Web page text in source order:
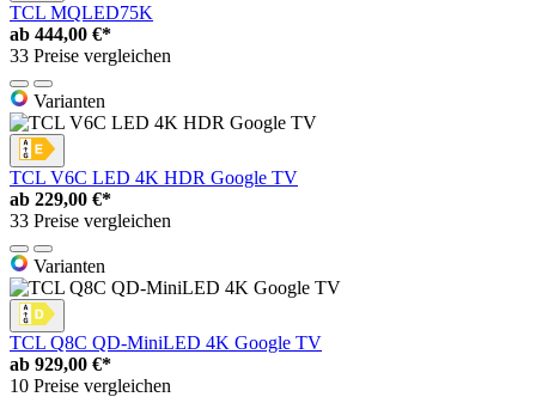
TCL MQLED75K
ab 444,00 €*
33 Preise vergleichen
Varianten
TCL V6C LED 4K HDR Google TV
ab 229,00 €*
33 Preise vergleichen
Varianten
TCL Q8C QD-MiniLED 4K Google TV
ab 929,00 €*
10 Preise vergleichen